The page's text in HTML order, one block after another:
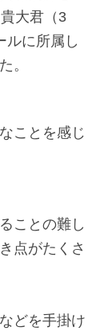
大君（3
ルに所属し
。
ことを感じ
ことの難し
点がたくさ
どを手掛け